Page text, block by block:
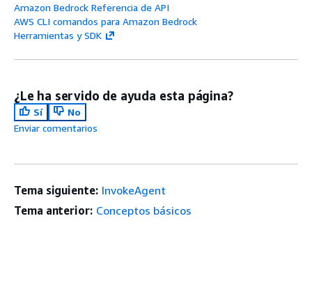
Amazon Bedrock Referencia de API
AWS CLI comandos para Amazon Bedrock
Herramientas y SDK
¿Le ha servido de ayuda esta página?
Sí
No
Enviar comentarios
Tema siguiente: InvokeAgent
Tema anterior: Conceptos básicos